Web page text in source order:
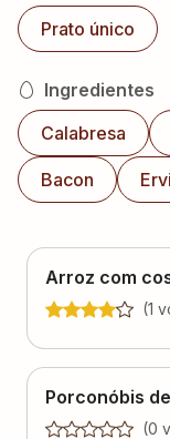
Prato único
Ingredientes
Calabresa
Bacon
Arroz com
(1
Porconóbis
(0